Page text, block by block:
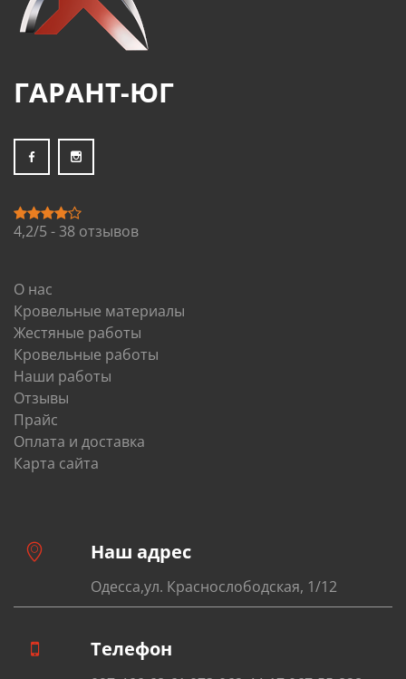
ГАРАНТ-ЮГ
4,2/5 - 38 отзывов
О нас
Кровельные материалы
Жестяные работы
Кровельные работы
Наши работы
Отзывы
Прайс
Оплата и доставка
Карта сайта
Наш адрес
Одесса,ул. Краснослободская, 1/12
Телефон